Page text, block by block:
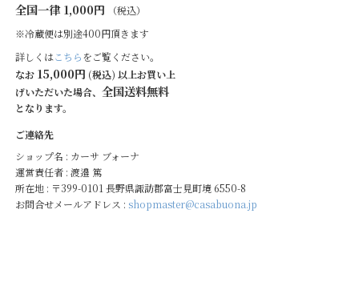
全国一律 1,000円 （税込）
※冷蔵便は別途400円頂きます
詳しくはこちらをご覧ください。
なお 15,000円 (税込) 以上お買い上
げいただいた場合、 全国送料無料
となります。
ご連絡先
ショップ名 : カーサ ブォーナ
運営責任者 : 渡邉 篤
所在地 : 〒399-0101 長野県諏訪郡富士見町境 6550-8
お問合せメールアドレス : shopmaster@casabuona.jp